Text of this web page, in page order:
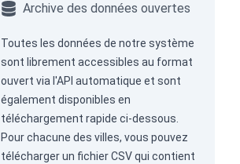
Archive des données ouvertes
Toutes les données de notre système
sont librement accessibles au format
ouvert via l'API automatique et sont
également disponibles en
téléchargement rapide ci-dessous.
Pour chacune des villes, vous pouvez
télécharger un fichier CSV qui contient